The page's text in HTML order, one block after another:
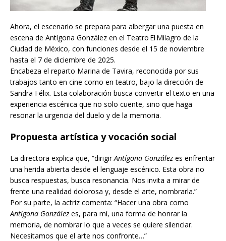
Ahora, el escenario se prepara para albergar una puesta en
escena de Antígona González en el Teatro El Milagro de la
Ciudad de México, con funciones desde el 15 de noviembre
hasta el 7 de diciembre de 2025.
Encabeza el reparto Marina de Tavira, reconocida por sus
trabajos tanto en cine como en teatro, bajo la dirección de
Sandra Félix. Esta colaboración busca convertir el texto en una
experiencia escénica que no solo cuente, sino que haga
resonar la urgencia del duelo y de la memoria.
Propuesta artística y vocación social
La directora explica que, “dirigirAntígona González es enfrentar
una herida abierta desde el lenguaje escénico. Esta obra no
busca respuestas, busca resonancia. Nos invita a mirar de
frente una realidad dolorosa y, desde el arte, nombrarla.”
Por su parte, la actriz comenta: “Hacer una obra como
Antígona González es, para mí, una forma de honrar la
memoria, de nombrar lo que a veces se quiere silenciar.
Necesitamos que el arte nos confronte…”